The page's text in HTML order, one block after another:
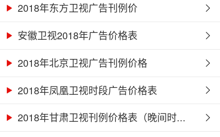
2018年东方卫视广告刊例价
安徽卫视2018年广告价格表
2018年北京卫视广告刊例价格
2018年凤凰卫视时段广告价格表
2018年甘肃卫视刊例价格表（晚间时...